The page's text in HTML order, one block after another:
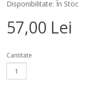
Disponibilitate: În Stoc
57,00 Lei
Cantitate